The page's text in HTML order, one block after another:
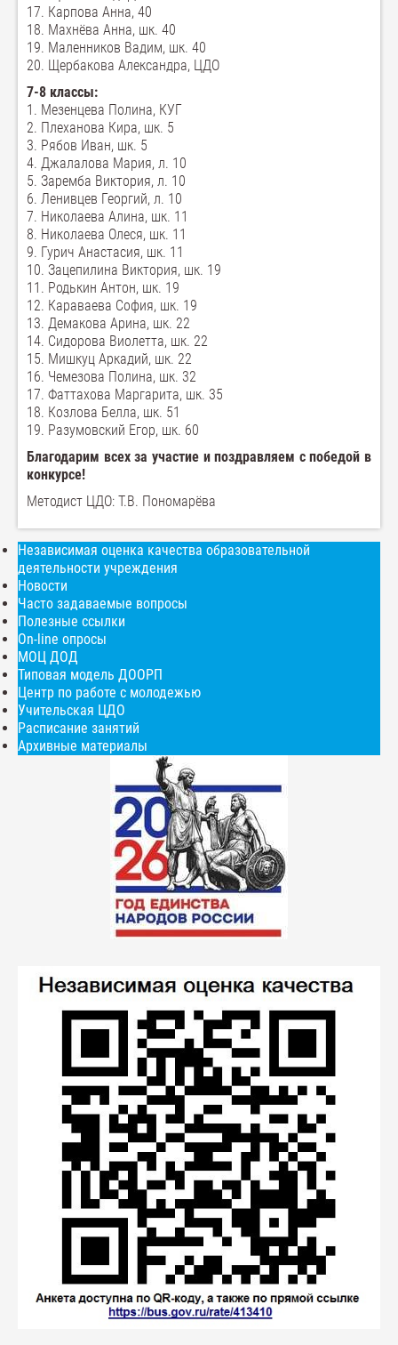
17. Карпова Анна, 40
18. Махнёва Анна, шк. 40
19. Маленников Вадим, шк. 40
20. Щербакова Александра, ЦДО
7-8 классы:
1. Мезенцева Полина, КУГ
2. Плеханова Кира, шк. 5
3. Рябов Иван, шк. 5
4. Джалалова Мария, л. 10
5. Заремба Виктория, л. 10
6. Ленивцев Георгий, л. 10
7. Николаева Алина, шк. 11
8. Николаева Олеся, шк. 11
9. Гурич Анастасия, шк. 11
10. Зацепилина Виктория, шк. 19
11. Родькин Антон, шк. 19
12. Караваева София, шк. 19
13. Демакова Арина, шк. 22
14. Сидорова Виолетта, шк. 22
15. Мишкуц Аркадий, шк. 22
16. Чемезова Полина, шк. 32
17. Фаттахова Маргарита, шк. 35
18. Козлова Белла, шк. 51
19. Разумовский Егор, шк. 60
Благодарим всех за участие и поздравляем с победой в
конкурсе!
Методист ЦДО: Т.В. Пономарёва
Независимая оценка качества образовательной
деятельности учреждения
Новости
Часто задаваемые вопросы
Полезные ссылки
On-line опросы
МОЦ ДОД
Типовая модель ДООРП
Центр по работе с молодежью
Учительская ЦДО
Расписание занятий
Архивные материалы